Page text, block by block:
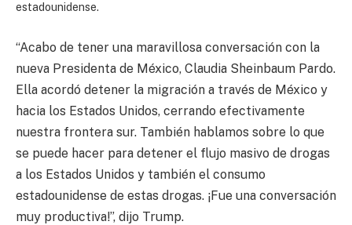
estadounidense.
“Acabo de tener una maravillosa conversación con la
nueva Presidenta de México, Claudia Sheinbaum Pardo.
Ella acordó detener la migración a través de México y
hacia los Estados Unidos, cerrando efectivamente
nuestra frontera sur. También hablamos sobre lo que
se puede hacer para detener el flujo masivo de drogas
a los Estados Unidos y también el consumo
estadounidense de estas drogas. ¡Fue una conversación
muy productiva!”, dijo Trump.